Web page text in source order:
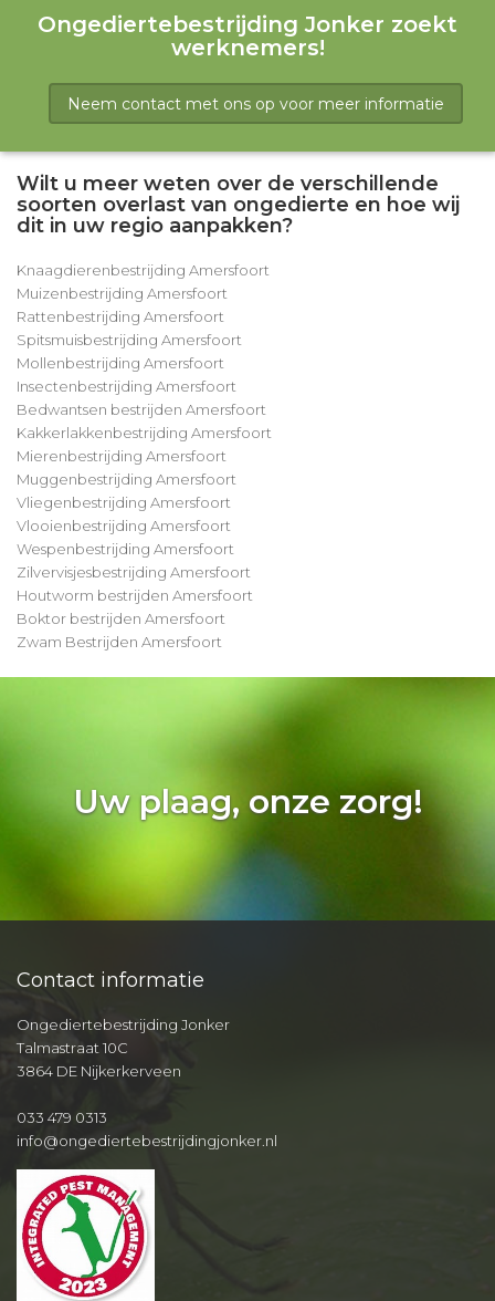
Ongediertebestrijding Jonker zoekt
werknemers!
Neem contact met ons op voor meer informatie
Wilt u meer weten over de verschillende
soorten overlast van ongedierte en hoe wij
dit in uw regio aanpakken?
Knaagdierenbestrijding Amersfoort
Muizenbestrijding Amersfoort
Rattenbestrijding Amersfoort
Spitsmuisbestrijding Amersfoort
Mollenbestrijding Amersfoort
Insectenbestrijding Amersfoort
Bedwantsen bestrijden Amersfoort
Kakkerlakkenbestrijding Amersfoort
Mierenbestrijding Amersfoort
Muggenbestrijding Amersfoort
Vliegenbestrijding Amersfoort
Vlooienbestrijding Amersfoort
Wespenbestrijding Amersfoort
Zilvervisjesbestrijding Amersfoort
Houtworm bestrijden Amersfoort
Boktor bestrijden Amersfoort
Zwam Bestrijden Amersfoort
Uw plaag, onze zorg!
Contact informatie
Ongediertebestrijding Jonker
Talmastraat 10C
3864 DE Nijkerkerveen
033 479 0313
info@ongediertebestrijdingjonker.nl